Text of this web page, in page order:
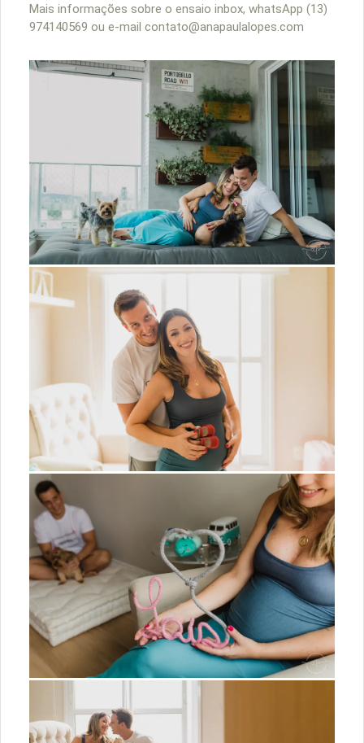
Mais informações sobre o ensaio inbox, whatsApp (13)
974140569 ou e-mail contato@anapaulalopes.com